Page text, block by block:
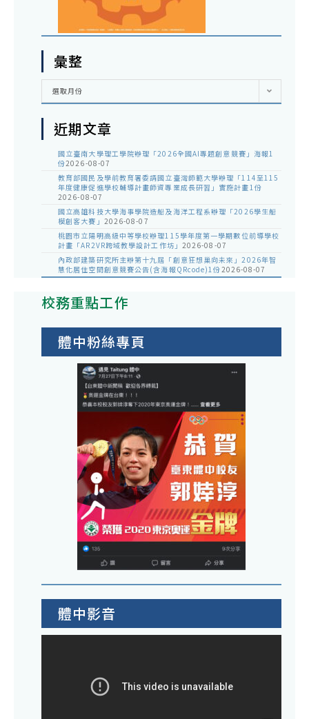
彙整
彙
選取月份
近期文章
國立臺南大學理工學院辦理「2026全國AI專題創意競賽」海報1
份2026-08-07
教育部國民及學前教育署委請國立臺灣師範大學辦理「114至115
年度健康促進學校輔導計畫師資專業成長研習」實施計畫1份
2026-08-07
國立高雄科技大學海事學院造船及海洋工程系辦理「2026學生船
模創客大賽」 2026-08-07
桃園市立陽明高級中等學校辦理115學年度第一學期數位前導學校
計畫「AR2VR跨域教學設計工作坊」 2026-08-07
內政部建築研究所主辦第十九屆「創意狂想巢向未來」2026年智
慧化居住空間創意競賽公告(含海報QRcode)1份2026-08-07
校務重點工作
體中粉絲專頁
體中影音